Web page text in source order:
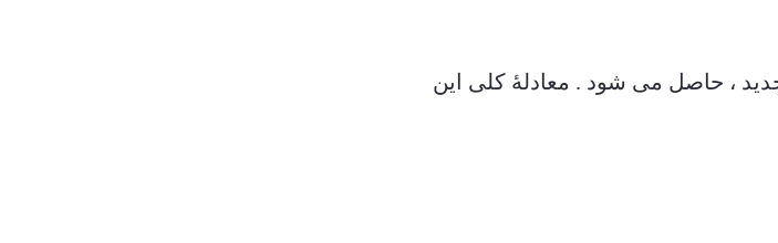
، حاصل می شود . معادلۀ کلی این